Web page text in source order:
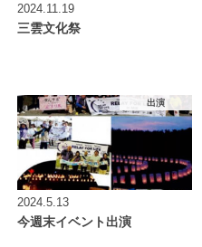
2024.11.19
三雲文化祭
出演
2024.5.13
今週末イベント出演